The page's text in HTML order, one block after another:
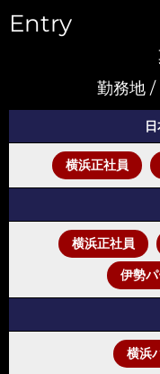
Entry
勤務地 /
横浜正社員
横浜正社員
伊勢
横浜